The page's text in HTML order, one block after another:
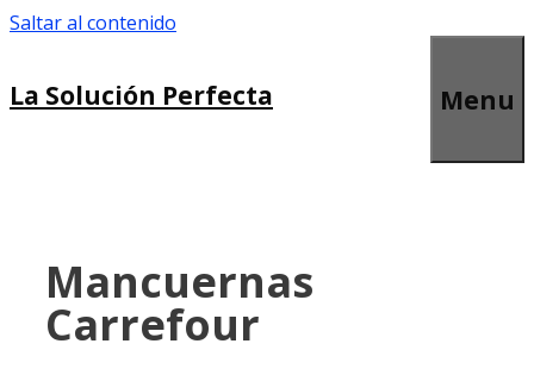
Saltar al contenido
La Solución Perfecta Menu
Mancuernas
Carrefour